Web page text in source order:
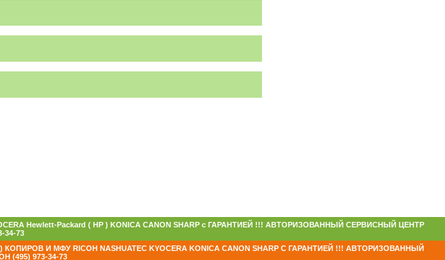
Hewlett-Packard ( HP ) KONICA CANON SHARP с ГАРАНТИЕЙ !!! АВТОРИЗОВАННЫЙ СЕРВИСНЫЙ ЦЕНТР
34-73
И МФУ RICOH NASHUATEC KYOCERA KONICA CANON SHARP С ГАРАНТИЕЙ !!! АВТОРИЗОВАННЫЙ
(495) 973-34-73